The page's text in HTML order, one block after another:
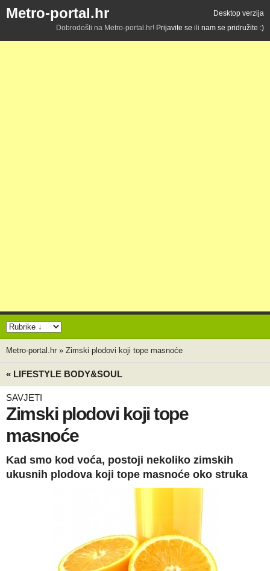
Metro-portal.hr
Desktop verzija
Dobrodošli na Metro-portal.hr! Prijavite se ili nam se pridružite :)
Metro-portal.hr » Zimski plodovi koji tope masnoće
« LIFESTYLE BODY&SOUL
SAVJETI
Zimski plodovi koji tope
masnoće
Kad smo kod voća, postoji nekoliko zimskih
ukusnih plodova koji tope masnoće oko struka